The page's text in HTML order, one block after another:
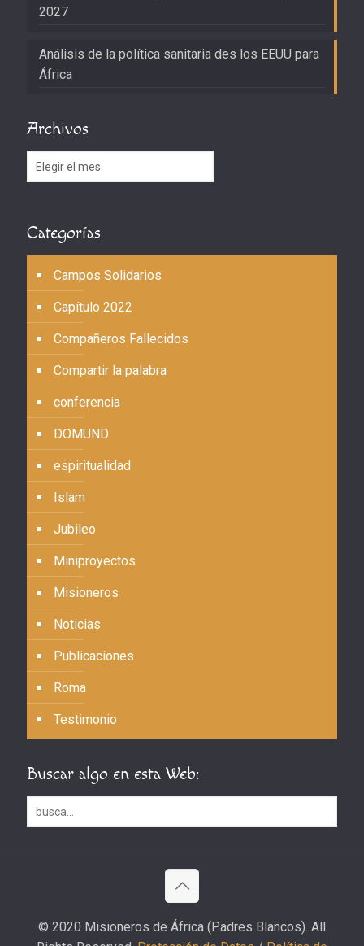
2027
Análisis de la política sanitaria des los EEUU para
África
Archivos
Archivos
Categorías
Campos Solidarios
Capítulo 2022
Compañeros Fallecidos
Compartir la palabra
conferencia
DOMUND
espiritualidad
Islam
Jubileo
Miniproyectos
Misioneros
Noticias
Publicaciones
Roma
Testimonio
Buscar algo en esta Web:
© 2020 Misioneros de África (Padres Blancos). All